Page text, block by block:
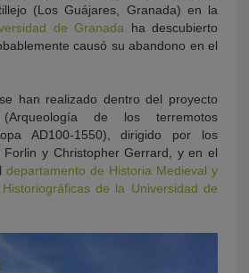
(Los Guájares, Granada) en la
de Granada ha descubierto
causó su abandono en el
han realizado dentro del proyecto
de los terremotos
AD100-1550), dirigido por los
Forlin y Christopher Gerrard, y en el
departamento de Historia Medieval y
de la Universidad de